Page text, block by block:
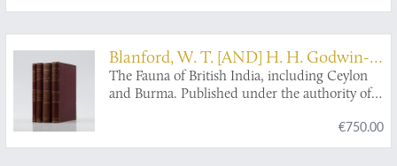
Blanford, W. T. [AND] H. H. Godwin-
Austen [AND] G. K. Gude [AND] H. B.
Preston
The Fauna of British India, including Ceylon
and Burma. Published under the authority of
€750.00